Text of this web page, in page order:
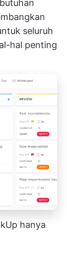
seluruh
hal penting
hanya